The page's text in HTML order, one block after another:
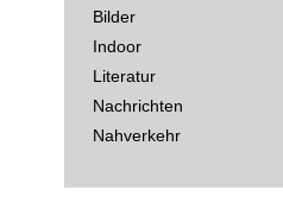
Bilder
Indoor
Literatur
Nachrichten
Nahverkehr